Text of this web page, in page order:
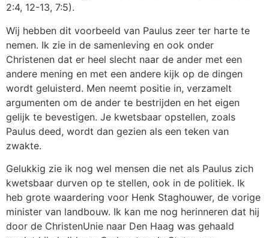
2:4, 12-13, 7:5).
Wij hebben dit voorbeeld van Paulus zeer ter harte te
nemen. Ik zie in de samenleving en ook onder
Christenen dat er heel slecht naar de ander met een
andere mening en met een andere kijk op de dingen
wordt geluisterd. Men neemt positie in, verzamelt
argumenten om de ander te bestrijden en het eigen
gelijk te bevestigen. Je kwetsbaar opstellen, zoals
Paulus deed, wordt dan gezien als een teken van
zwakte.
Gelukkig zie ik nog wel mensen die net als Paulus zich
kwetsbaar durven op te stellen, ook in de politiek. Ik
heb grote waardering voor Henk Staghouwer, de vorige
minister van landbouw. Ik kan me nog herinneren dat hij
door de ChristenUnie naar Den Haag was gehaald